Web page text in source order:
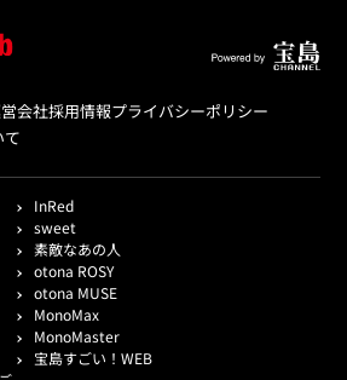
会社採用情報プライバシーポリシー
て
InRed
sweet
素敵なあの人
otona ROSY
otona MUSE
MonoMax
MonoMaster
宝島すごい！WEB